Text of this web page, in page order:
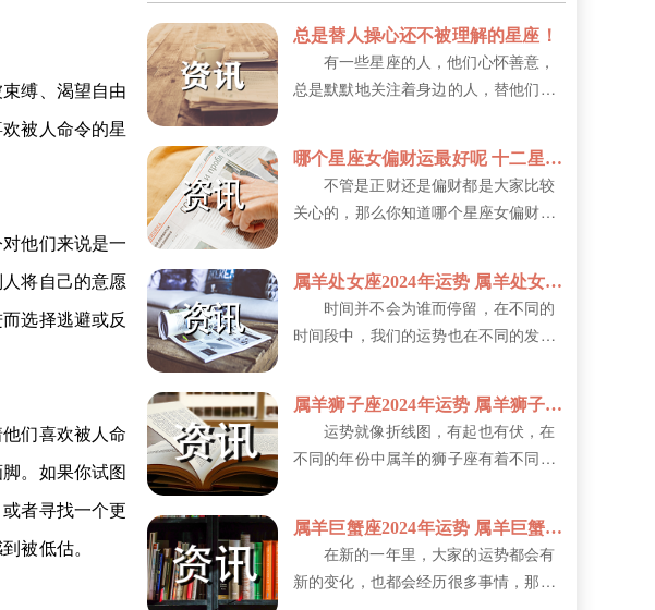
缚、渴望自由
被人命令的星
他们来说是一
将自己的意愿
选择逃避或反
们喜欢被人命
。如果你试图
者寻找一个更
被低估。
总是替人操心还不被理解的星座！
有一些星座的人，他们心怀善意，
总是默默地关注着身边的人，替他们操
哪个星座女偏财运最好呢 十二星座一生财运排行榜
不管是正财还是偏财都是大家比较
关心的，那么你知道哪个星座女偏财运
属羊处女座2024年运势 属羊处女座的性格特征
时间并不会为谁而停留，在不同的
时间段中，我们的运势也在不同的发生
属羊狮子座2024年运势 属羊狮子座的性格特征
运势就像折线图，有起也有伏，在
不同的年份中属羊的狮子座有着不同的
属羊巨蟹座2024年运势 属羊巨蟹座的性格特征
在新的一年里，大家的运势都会有
新的变化，也都会经历很多事情，那么